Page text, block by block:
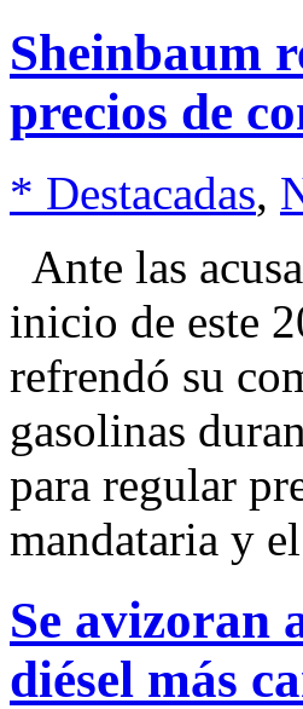
Sheinbaum
precios de
* Destacadas,
Ante las
inicio de este
refrendó su
gasolinas
para regular
mandataria y
Se avizoran
diésel más